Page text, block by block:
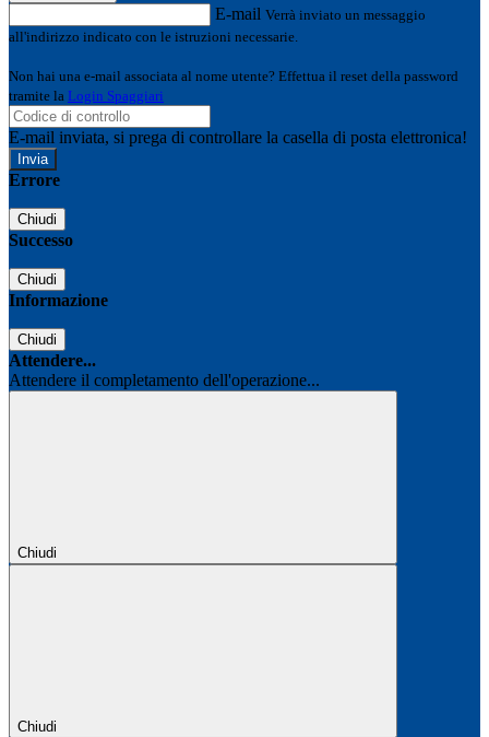
E-mail Verrà inviato un messaggio
all'indirizzo indicato con le istruzioni necessarie.
Non hai una e-mail associata al nome utente? Effettua il reset della password
tramite la Login Spaggiari
E-mail inviata, si prega di controllare la casella di posta elettronica!
Errore
Chiudi
Successo
Chiudi
Informazione
Chiudi
Attendere...
Attendere il completamento dell'operazione...
Chiudi
Chiudi